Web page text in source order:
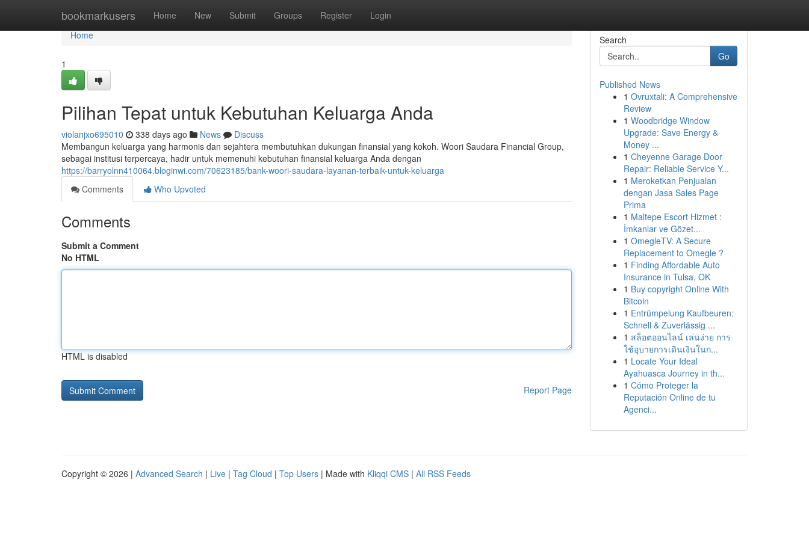
bookmarkusers Home New Submit Groups Register Login
Home
Home
1
Pilihan Tepat untuk Kebutuhan Keluarga Anda
violanjxo695010 338 days ago News
Discuss
Membangun keluarga yang harmonis dan sejahtera membutuhkan dukungan finansial yang kokoh. Woori Saudara Financial Group,
sebagai institusi terpercaya, hadir untuk memenuhi kebutuhan finansial keluarga Anda dengan
https://barryolnn410064.bloginwi.com/70623185/bank-woori-saudara-layanan-terbaik-untuk-keluarga
Comments
Who Upvoted
Comments
Submit a Comment
No HTML
HTML is disabled
Report Page
Search
Go
Published News
1 Ovruxtali: A Comprehensive
Review
1 Woodbridge Window
Upgrade: Save Energy &
Money ...
1 Cheyenne Garage Door
Repair: Reliable Service Y...
1 Meroketkan Penjualan
dengan Jasa Sales Page
Prima
1 Maltepe Escort Hizmet :
İmkanlar ve Gözet...
1 OmegleTV: A Secure
Replacement to Omegle ?
1 Finding Affordable Auto
Insurance in Tulsa, OK
1 Buy copyright Online With
Bitcoin
1 Entrümpelung Kaufbeuren:
Schnell & Zuverlässig ...
1 สล็อตออนไลน์ เล่นง่าย การ
ใช้อุบายการเดินเงินในก...
1 Locate Your Ideal
Ayahuasca Journey in th...
1 Cómo Proteger la
Reputación Online de tu
Agenci...
Copyright © 2026 | Advanced Search | Live | Tag Cloud | Top Users | Made with Kliqqi CMS | All RSS Feeds